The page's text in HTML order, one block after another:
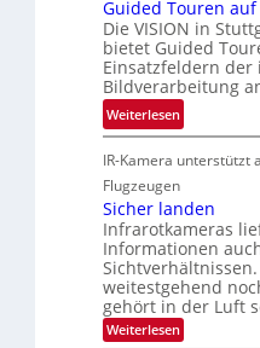
i
k
c
h
e
n
4
K
M
e
m
s
u
n
d
M
z
t
e
M
ö
g
l
i
c
h
k
e
i
t
e
ü
c
k
k
e
h
d
e
r
i
n
V
I
S
Guided Touren auf
Die VISION in
bietet Guided
Einsatzfeldern
Bildverarbeitung
Weiterlesen:
G
u
i
d
e
d
T
o
u
r
IR-Kamera unterstützt
Flugzeugen
Sicher landen
Infrarotkameras
Informationen
weitestgehend
gehört in der Luft
Weiterlesen: